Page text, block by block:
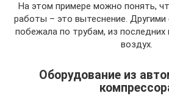
На этом примере можно понять,
работы – это вытеснение.
побежала по трубам, из
воздух.
Оборудование из